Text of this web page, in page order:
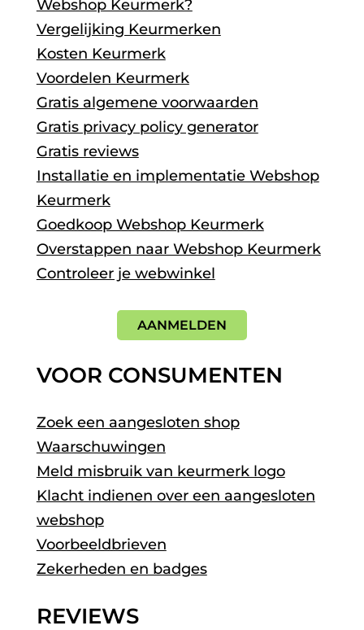
Webshop Keurmerk?
Vergelijking Keurmerken
Kosten Keurmerk
Voordelen Keurmerk
Gratis algemene voorwaarden
Gratis privacy policy generator
Gratis reviews
Installatie en implementatie Webshop
Keurmerk
Goedkoop Webshop Keurmerk
Overstappen naar Webshop Keurmerk
Controleer je webwinkel
AANMELDEN
VOOR CONSUMENTEN
Zoek een aangesloten shop
Waarschuwingen
Meld misbruik van keurmerk logo
Klacht indienen over een aangesloten
webshop
Voorbeeldbrieven
Zekerheden en badges
REVIEWS